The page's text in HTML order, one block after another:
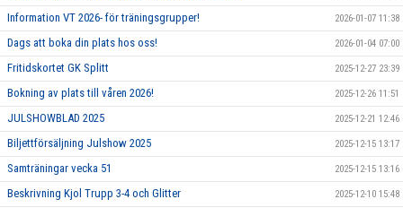
Information VT 2026- för träningsgrupper! 2026-01-07 11:38
Dags att boka din plats hos oss! 2026-01-04 07:00
Fritidskortet GK Splitt 2025-12-27 23:39
Bokning av plats till våren 2026! 2025-12-26 11:51
JULSHOWBLAD 2025 2025-12-21 12:46
Biljettförsäljning Julshow 2025 2025-12-15 13:17
Samträningar vecka 51 2025-12-15 13:16
Beskrivning Kjol Trupp 3-4 och Glitter 2025-12-10 15:48